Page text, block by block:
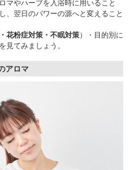
マやハーブを入浴時に用いること
、翌日のパワーの源へと変えること
花粉症対策・不眠対策）・目的別に
見てみましょう。
アロマ